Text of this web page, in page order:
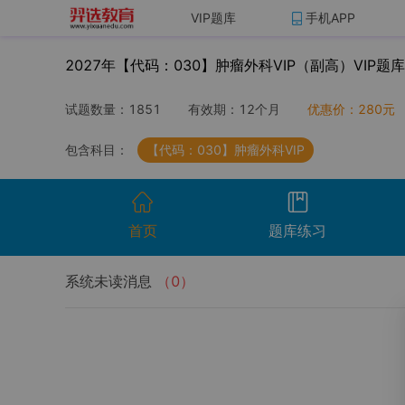
VIP题库 手机APP
2027年【代码：030】肿瘤外科VIP（副高）VIP题库
试题数量： 1851 有效期： 12个月 优惠价： 280元
包含科目： 【代码：030】肿瘤外科VIP
首页 题库练习
系统未读消息 （0）